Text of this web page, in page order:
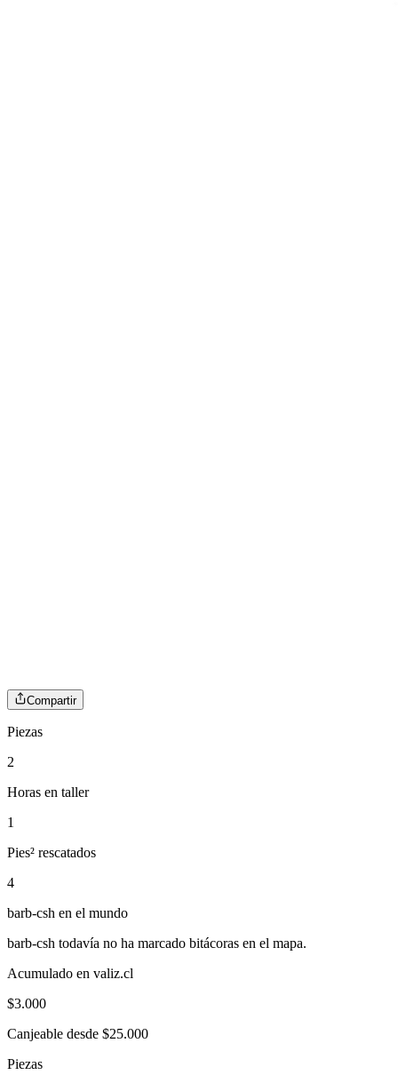
Compartir
Piezas
2
Horas en taller
1
Pies² rescatados
4
barb-csh en el mundo
barb-csh todavía no ha marcado bitácoras en el mapa.
Acumulado en valiz.cl
$3.000
Canjeable desde $25.000
Piezas